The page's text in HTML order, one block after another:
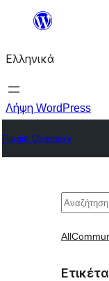
Μετάβαση
περιεχόμενο
Ελληνικά
Λήψη WordPress
Plugin Directory
All